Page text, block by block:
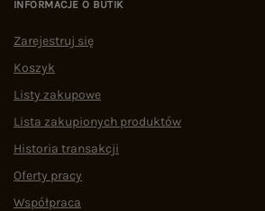
INFORMACJE O BUTIK
Zarejestruj się
Koszyk
Listy zakupowe
Lista zakupionych produktów
Historia transakcji
Oferty pracy
Współpraca